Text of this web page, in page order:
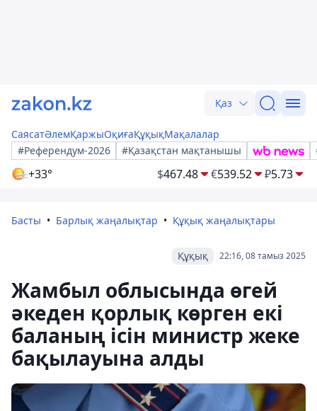
Қаз
СаясатӘлемҚаржыОқиғаҚұқықМақалалар
#Референдум-2026
#Қазақстан мақтанышы
+33° $467.48 €539.52 ₽5.73
Басты Барлық жаңалықтар Құқық жаңалықтары
22:16, 08 тамыз 2025
Құқық
Жамбыл облысында өгей
әкеден қорлық көрген екі
баланың ісін министр жеке
бақылауына алды